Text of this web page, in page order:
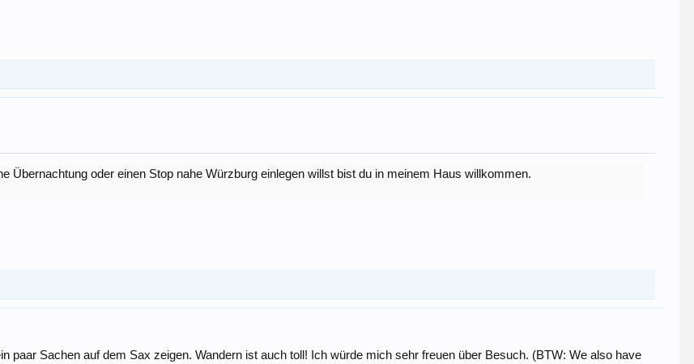
Übernachtung oder einen Stop nahe Würzburg einlegen willst bist du in meinem Haus willkommen.
paar Sachen auf dem Sax zeigen. Wandern ist auch toll! Ich würde mich sehr freuen über Besuch. (BTW: We also have